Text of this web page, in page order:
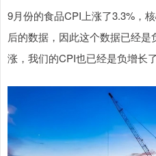
9月份的食品CPI上涨了3.3%，
后的数据，因此这个数据已经
涨，我们的CPI也已经是负增长了